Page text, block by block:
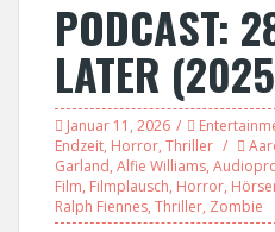
PODCAST:
LATER
Januar 11, 2026
Endzeit, Horror, Thriller
Garland, Alfie Williams,
Film, Filmplausch, Horror,
Ralph Fiennes, Thriller, Zombie